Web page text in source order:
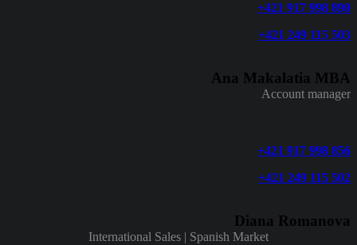
+421 917 998 890
+421 249 115 503
Ana Makalatia MBA
Account manager
+421 917 998 856
+421 249 115 502
Diana Romanova
International Sales | Spanish Market